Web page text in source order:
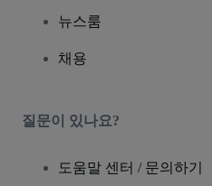
뉴스룸
채용
질문이 있나요?
도움말 센터 / 문의하기